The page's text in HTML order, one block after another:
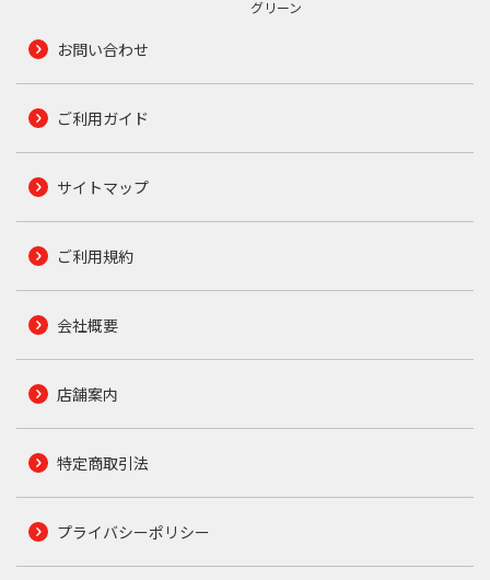
グリーン
お問い合わせ
ご利用ガイド
サイトマップ
ご利用規約
会社概要
店舗案内
特定商取引法
プライバシーポリシー